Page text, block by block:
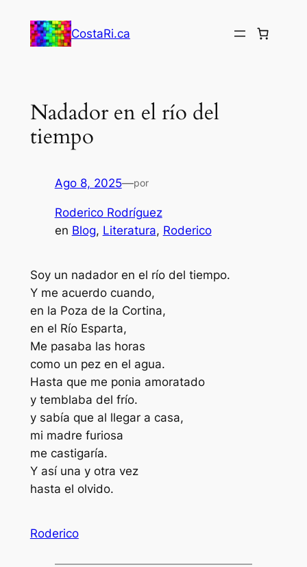
contenido
CostaRi.ca
Nadador en el río del
tiempo
Ago 8, 2025—por
Roderico Rodríguez
en Blog, Literatura, Roderico
Soy un nadador en el río del tiempo.
Y me acuerdo cuando,
en la Poza de la Cortina,
en el Río Esparta,
Me pasaba las horas
como un pez en el agua.
Hasta que me ponia amoratado
y temblaba del frío.
y sabía que al llegar a casa,
mi madre furiosa
me castigaría.
Y así una y otra vez
hasta el olvido.
Roderico